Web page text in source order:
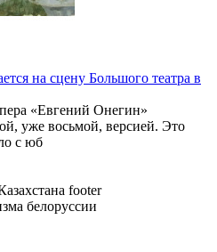
на сцену Большого театра в
«Евгений Онегин»
уже восьмой, версией. Это
с юб
белоруссии